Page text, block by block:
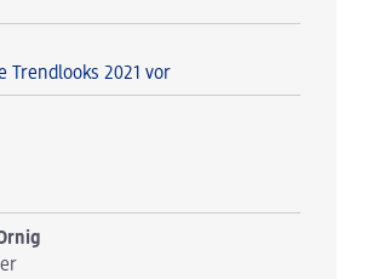
Trendlooks 2021 vor